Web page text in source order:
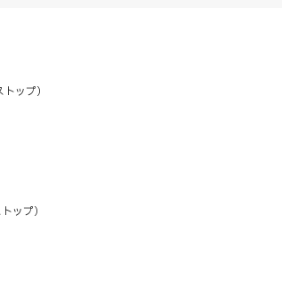
ップ）
ップ）